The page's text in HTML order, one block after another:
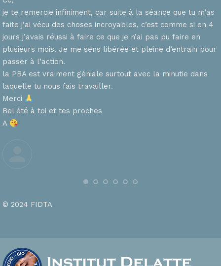
je te remercie infiniment, car suite à la séance que tu m’as
faite j’ai vécu des choses incroyables, c’est comme si en 4
jours j’avais réussi à faire ce que je n’ai pas pu faire en
plusieurs mois. Je me sens libérée et pleine d’entrain pour
passer à l’action.
la PBA est vraiment géniale surtout avec la minutie dans
laquelle tu nous fais travailler.
Merci
Bel été à toi et tes proches
A
© 2024 FIDTA